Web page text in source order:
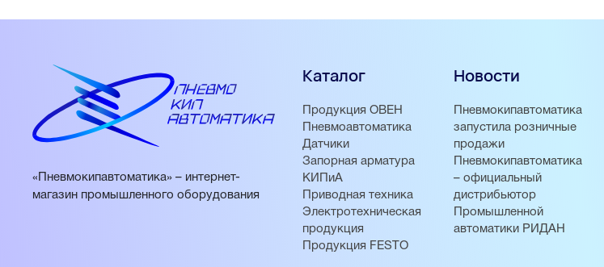
«Пневмокипавтоматика» – интернет-
магазин промышленного оборудования
Каталог
Продукция ОВЕН
Пневмоавтоматика
Датчики
Запорная арматура
КИПиА
Приводная техника
Электротехническая
продукция
Продукция FESTO
Новости
Пневмокипавтоматика
запустила розничные
продажи
Пневмокипавтоматика
– официальный
дистрибьютор
Промышленной
автоматики РИДАН